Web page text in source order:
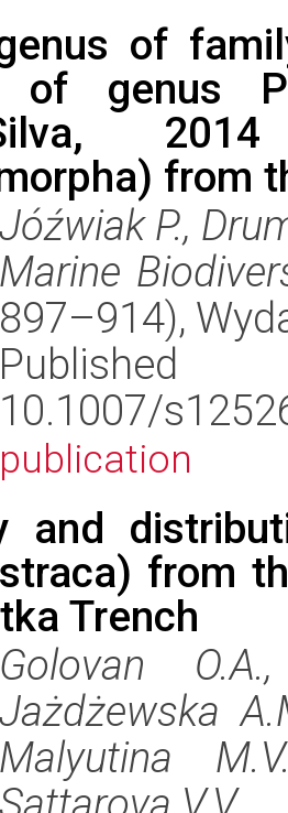
of
of genus
Silva,
from
Jóźwiak P.,
Marine
897–914),
Published
10.1007/
publication
and
from
Trench
Golovan
Jażdżewska
Malyutina